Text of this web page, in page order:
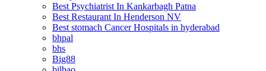
Best Psychiatrist In Kankarbagh Patna
Best Restaurant In Henderson NV
Best stomach Cancer Hospitals in hyderabad
bhpal
bhs
Big88